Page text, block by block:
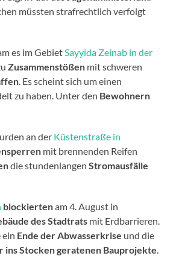
müssten strafrechtlich verfolgt
es im Gebiet Sayyida Zeinab in der
Zusammenstößen mit schweren
. Es scheint sich um einen
zu haben. Unter den Bewohnern
an der Küstenstraße in
mit brennenden Reifen
die stundenlangenStromausfälle
blockiertenam 4. August in
des Stadtrats mit Erdbarrieren.
ein Ende der Abwasserkrise und die
ins Stocken geratenen Bauprojekte